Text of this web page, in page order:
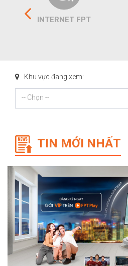
INTERNET FPT
Khu vực đang xem:
-- Chọn --
TIN MỚI NHẤT